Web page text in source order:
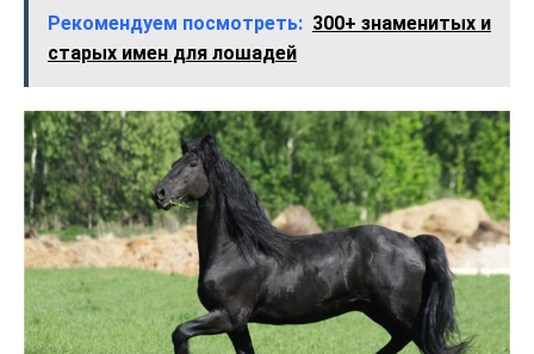
Рекомендуем посмотреть: 300+ знаменитых и
старых имен для лошадей